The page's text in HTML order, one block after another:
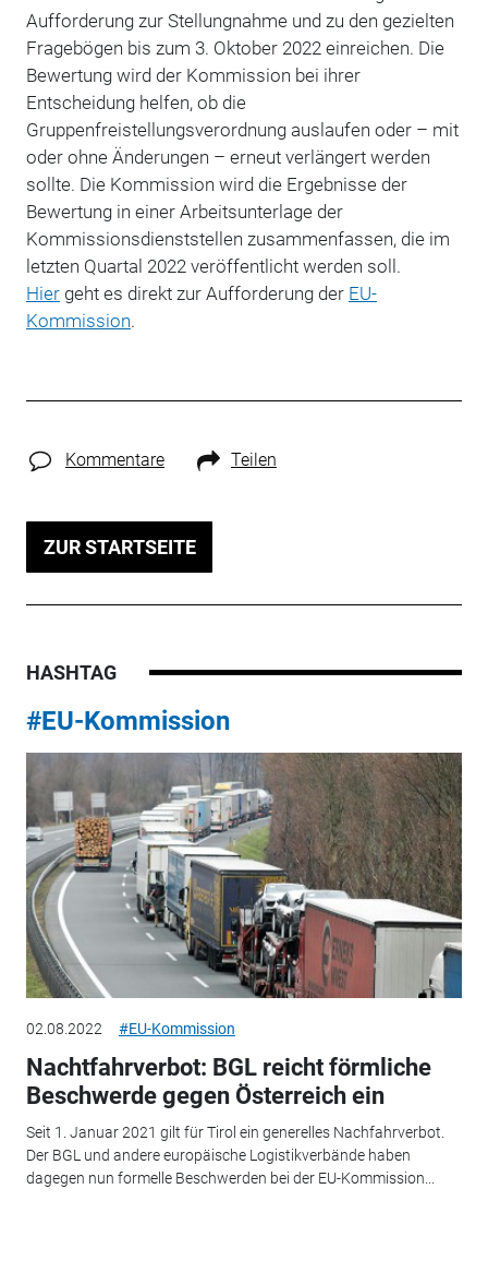
Aufforderung zur Stellungnahme und zu den gezielten
Fragebögen bis zum 3. Oktober 2022 einreichen. Die
Bewertung wird der Kommission bei ihrer
Entscheidung helfen, ob die
Gruppenfreistellungsverordnung auslaufen oder – mit
oder ohne Änderungen – erneut verlängert werden
sollte. Die Kommission wird die Ergebnisse der
Bewertung in einer Arbeitsunterlage der
Kommissionsdienststellen zusammenfassen, die im
letzten Quartal 2022 veröffentlicht werden soll.
Hiergeht es direkt zur Aufforderung der EU-
Kommission.
Kommentare Teilen
ZUR STARTSEITE
HASHTAG
#EU-Kommission
02.08.2022 #EU-Kommission
Nachtfahrverbot: BGL reicht förmliche
Beschwerde gegen Österreich ein
Seit 1. Januar 2021 gilt für Tirol ein generelles Nachfahrverbot.
Der BGL und andere europäische Logistikverbände haben
dagegen nun formelle Beschwerden bei der EU-Kommission...